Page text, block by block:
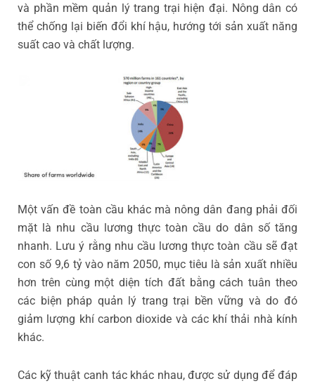
và phần mềm quản lý trang trại hiện đại. Nông dân có
thể chống lại biến đổi khí hậu, hướng tới sản xuất năng
suất cao và chất lượng.
Một vấn đề toàn cầu khác mà nông dân đang phải đối
mặt là nhu cầu lương thực toàn cầu do dân số tăng
nhanh. Lưu ý rằng nhu cầu lương thực toàn cầu sẽ đạt
con số 9,6 tỷ vào năm 2050, mục tiêu là sản xuất nhiều
hơn trên cùng một diện tích đất bằng cách tuân theo
các biện pháp quản lý trang trại bền vững và do đó
giảm lượng khí carbon dioxide và các khí thải nhà kính
khác.
Các kỹ thuật canh tác khác nhau, được sử dụng để đáp